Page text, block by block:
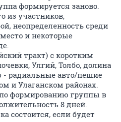
формируется заново.
из участников,
неопределенность среди
и некоторые
тракт) с коротким
Улгий, Толбо, долина
- радиальные авто/пешие
и Улаганском районах.
формированию группы в
8 дней.
состоится, если будет